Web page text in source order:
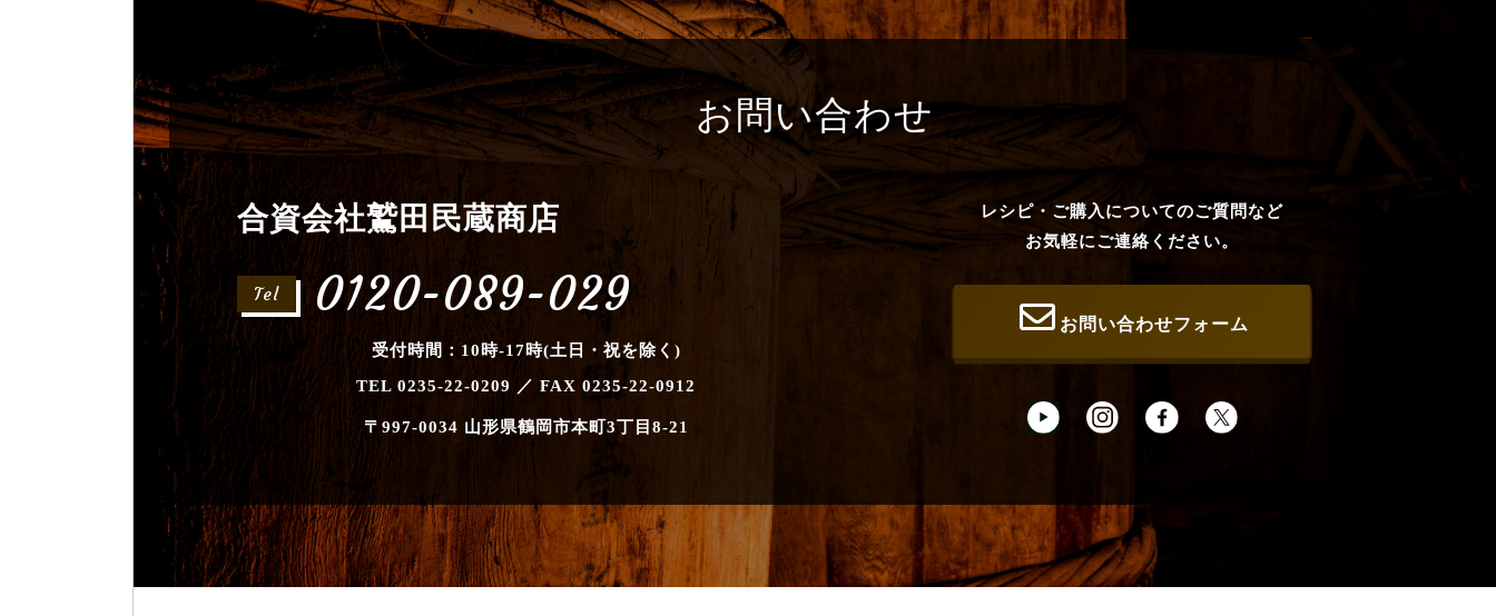
お問い合わせ
合資会社鷲田民蔵商店
Tel 0120-089-029
受付時間：10時-17時(土日・祝を除く)
TEL 0235-22-0209 ／ FAX 0235-22-0912
〒997-0034 山形県鶴岡市本町3丁目8-21
レシピ・ご購入についてのご質問など
お気軽にご連絡ください。
お問い合わせフォーム